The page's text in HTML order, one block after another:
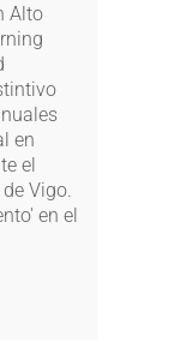
Alto
en
el
Vigo.
en el